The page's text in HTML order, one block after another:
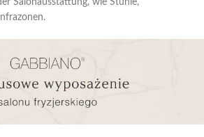
Salonausstattung, wie Stuhle,